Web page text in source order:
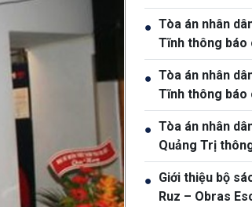
● Tòa án nhân
Tĩnh thông báo
Dũng
● Tòa án nhân
Tĩnh thông báo
Thắng, sinh
● Tòa án nhân
Quảng Trị
Đức Hoàng,
● Giới thiệu bộ
Ruz – Obras